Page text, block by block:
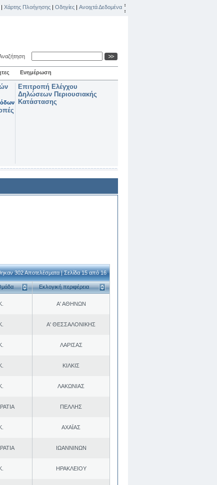
| Χάρτης Πλοήγησης | Οδηγίες | Ανοιχτά Δεδομένα
Ενημέρωση
Επιτροπή Ελέγχου
Δηλώσεων Περιουσιακής
Κατάστασης
302 Αποτελέσματα | Σελίδα 15 από 16
Εκλογική περιφέρεια
Α' ΑΘΗΝΩΝ
Α' ΘΕΣΣΑΛΟΝΙΚΗΣ
ΛΑΡΙΣΑΣ
ΚΙΛΚΙΣ
ΛΑΚΩΝΙΑΣ
ΠΕΛΛΗΣ
ΑΧΑΪΑΣ
ΙΩΑΝΝΙΝΩΝ
ΗΡΑΚΛΕΙΟΥ